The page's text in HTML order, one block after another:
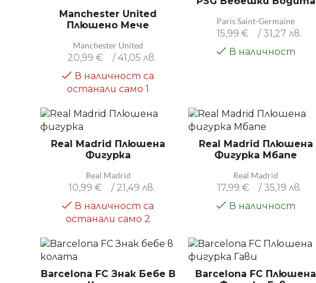
Manchester United
Плюшено Мече
Manchester United
20,99 €
/ 41,05 лв.
В наличност са
останали само 1
Paris Saint-Germaine
15,99€
/ 31,27 лв.
В наличност
Real Madrid Плюшена
Фигурка
Real Madrid
10,99 €
/ 21,49 лв.
В наличност са
останали само 2
Real Madrid Плюшена
Фигурка Мбапе
Real Madrid
17,99 €
/ 35,19 лв.
В наличност
Barcelona FC Знак Бебе В
Barcelona FC Плюшена